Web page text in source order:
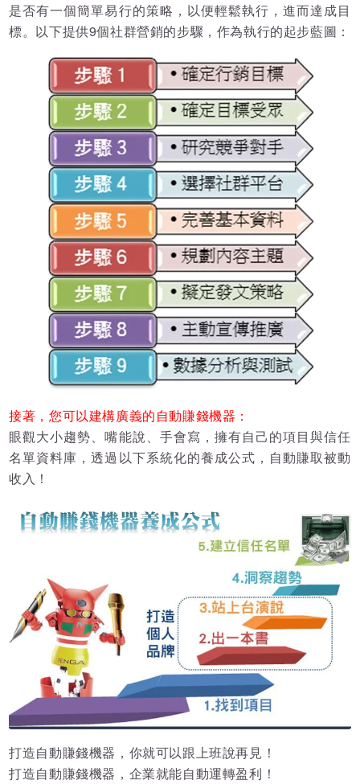
是否有一個簡單易行的策略，以便輕鬆執行，進而達成目
標。以下提供9個社群營銷的步驟，作為執行的起步藍圖：
接著，您可以建構廣義的自動賺錢機器：
眼觀大小趨勢、嘴能說、手會寫，擁有自己的項目與信任
名單資料庫，透過以下系統化的養成公式，自動賺取被動
收入！
打造自動賺錢機器，你就可以跟上班說再見！
打造自動賺錢機器，企業就能自動運轉盈利！